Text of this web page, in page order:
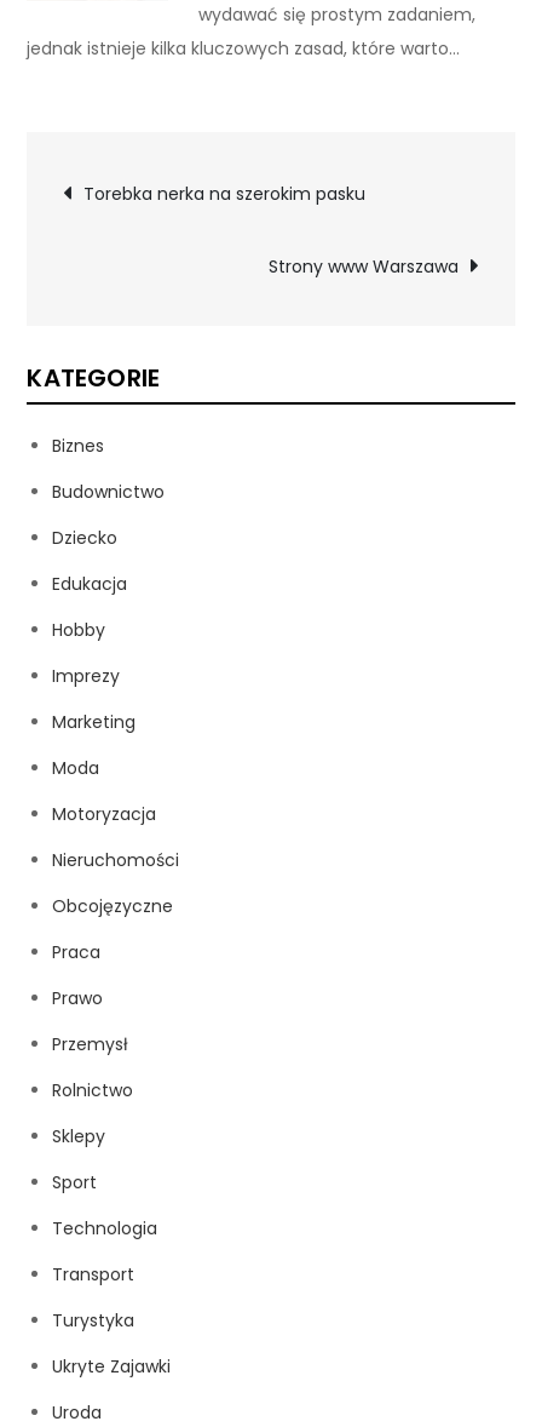
wydawać się prostym zadaniem,
jednak istnieje kilka kluczowych zasad, które warto…
Nawigacja
Torebka nerka na szerokim pasku
Strony www Warszawa
KATEGORIE
Biznes
Budownictwo
Dziecko
Edukacja
Hobby
Imprezy
Marketing
Moda
Motoryzacja
Nieruchomości
Obcojęzyczne
Praca
Prawo
Przemysł
Rolnictwo
Sklepy
Sport
Technologia
Transport
Turystyka
Ukryte Zajawki
Uroda